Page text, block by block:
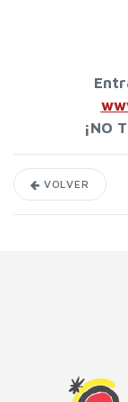
¡NO
VOLVER